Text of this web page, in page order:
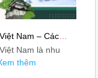
Nam – Các
nhanh và tiết
Nam là nhu
thêm